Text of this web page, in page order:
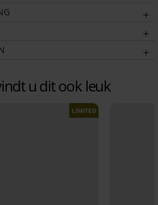
u dit ook leuk
LIMITED